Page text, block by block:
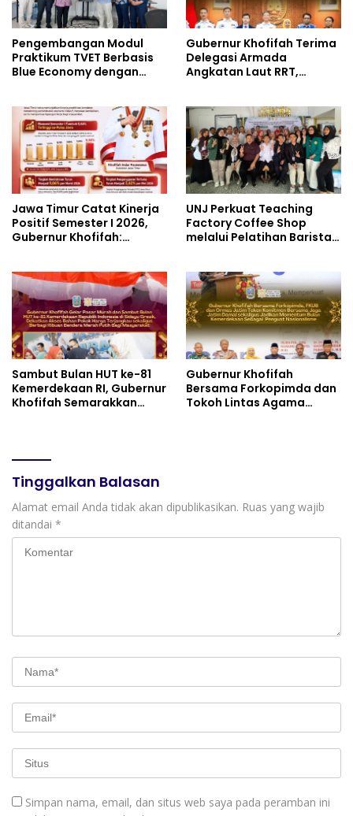
Pengembangan Modul
Praktikum TVET Berbasis
Blue Economy dengan
untuk Materi Pariwisata
Dukung Pencapaian SDGs
Gubernur Khofifah Terima
Delegasi Armada
Angkatan Laut RRT,
Industri Perkapalan
Jawa Timur Catat Kinerja
Positif Semester I 2026,
Gubernur Khofifah:
UNJ Perkuat Teaching
Factory Coffee Shop
melalui Pelatihan Barista
Cimahi
Sambut Bulan HUT ke-81
Kemerdekaan RI, Gubernur
Khofifah Semarakkan
Masyarakat
Gubernur Khofifah
Bersama Forkopimda dan
Tokoh Lintas Agama
Tinggalkan Balasan
Alamat email Anda tidak akan dipublikasikan. Ruas yang wajib
ditandai *
Simpan nama, email, dan situs web saya pada peramban ini